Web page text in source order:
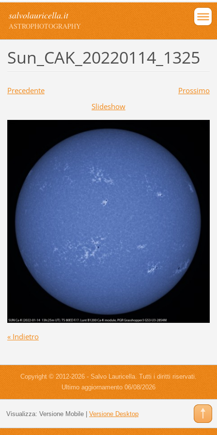
salvolauricella.it
ASTROPHOTOGRAPHY
Sun_CAK_20220114_1325
Precedente
Prossimo
Slideshow
« Indietro
Copyright © 2012-2026 - Salvo Lauricella. Tutti i diritti riservati.
Ultimo aggiornamento 06/08/2026
Visualizza: Versione Mobile| Versione Desktop